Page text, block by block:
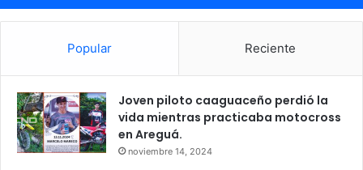
Popular Reciente
Joven piloto caaguaceño perdió la
vida mientras practicaba motocross
en Areguá.
noviembre 14, 2024